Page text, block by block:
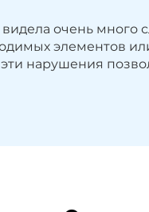
видела очень
элементов
нарушения